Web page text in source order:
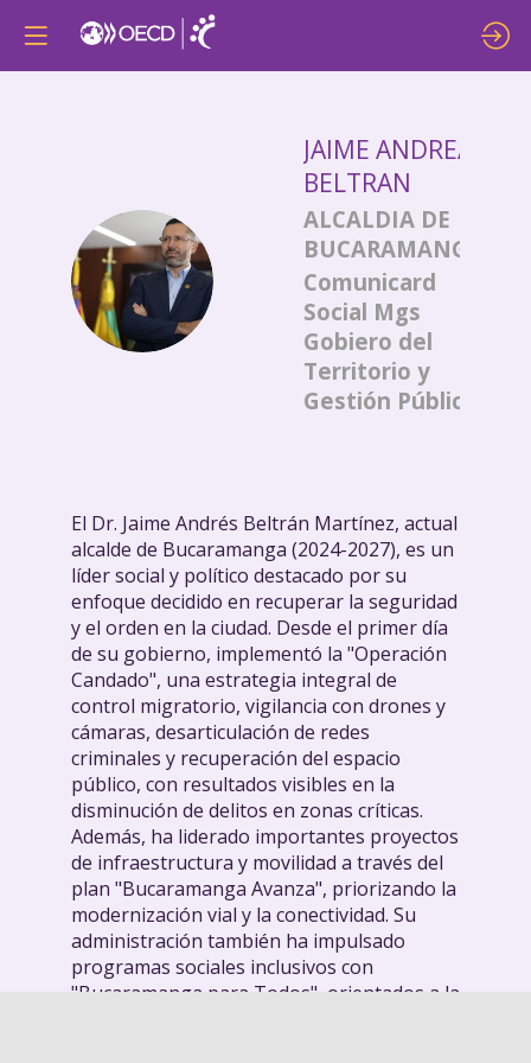
JAB
JAIME ANDREA
BELTRAN
ALCALDIA DE
BUCARAMANGA
Comunicard
Social Mgs
Gobiero del
Territorio y
Gestión Pública
El Dr. Jaime Andrés Beltrán Martínez, actual
alcalde de Bucaramanga (2024-2027), es un
líder social y político destacado por su
enfoque decidido en recuperar la seguridad
y el orden en la ciudad. Desde el primer día
de su gobierno, implementó la "Operación
Candado", una estrategia integral de
control migratorio, vigilancia con drones y
cámaras, desarticulación de redes
criminales y recuperación del espacio
público, con resultados visibles en la
disminución de delitos en zonas críticas.
Además, ha liderado importantes proyectos
de infraestructura y movilidad a través del
plan "Bucaramanga Avanza", priorizando la
modernización vial y la conectividad. Su
administración también ha impulsado
programas sociales inclusivos con
"Bucaramanga para Todos", orientados a la